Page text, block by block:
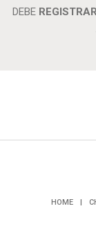
DEBE
HOME |